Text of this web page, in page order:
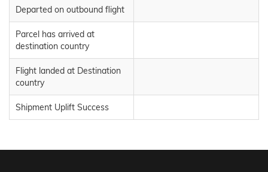
Departed on outbound flight
Parcel has arrived at
destination country
Flight landed at Destination
country
Shipment Uplift Success